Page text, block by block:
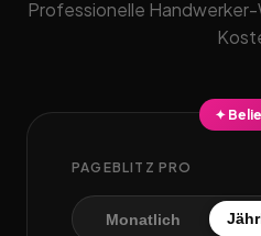
Professionelle
✦
PAGEBLITZ PRO
Monatlich